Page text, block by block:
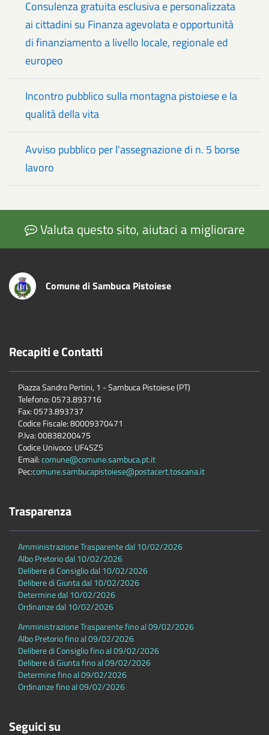
Consulenza gratuita esclusiva e personalizzata
ai cittadini su Finanza agevolata e opportunità
di finanziamento a livello locale, regionale ed
europeo
Incontro pubblico sulla montagna pistoiese e la
qualità della vita
Avviso pubblico per l'assegnazione di n. 5 borse
lavoro
Valuta questo sito, aiutaci a migliorare
Comune di Sambuca Pistoiese
Recapiti e Contatti
Piazza Sandro Pertini, 1 - Sambuca Pistoiese (PT)
Telefono: 0573.893716
Fax: 0573.893737
Codice Fiscale: 80009370471
P.Iva: 00838200475
Codice Univoco: UF4SZS
Email:comune@comune.sambuca.pt.it
Pec:comune.sambucapistoiese@postacert.toscana.it
Trasparenza
Amministrazione Trasparente dal 10/02/2026
Albo Pretorio dal 10/02/2026
Delibere di Consiglio dal 10/02/2026
Delibere di Giunta dal 10/02/2026
Determine dal 10/02/2026
Ordinanze dal 10/02/2026
Amministrazione Trasparente fino al 09/02/2026
Albo Pretorio fino al 09/02/2026
Delibere di Consiglio fino al 09/02/2026
Delibere di Giunta fino al 09/02/2026
Determine fino al 09/02/2026
Ordinanze fino al 09/02/2026
Seguici su